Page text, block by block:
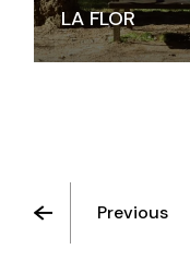
LA FLOR
Previous